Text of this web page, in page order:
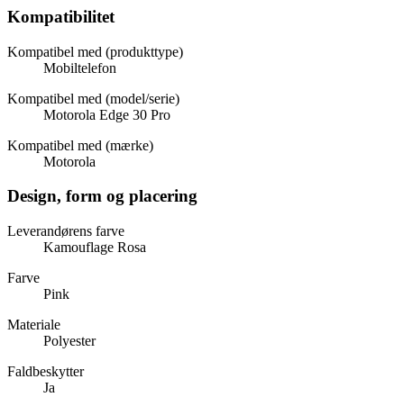
Kompatibilitet
Kompatibel med (produkttype)
Mobiltelefon
Kompatibel med (model/serie)
Motorola Edge 30 Pro
Kompatibel med (mærke)
Motorola
Design, form og placering
Leverandørens farve
Kamouflage Rosa
Farve
Pink
Materiale
Polyester
Faldbeskytter
Ja